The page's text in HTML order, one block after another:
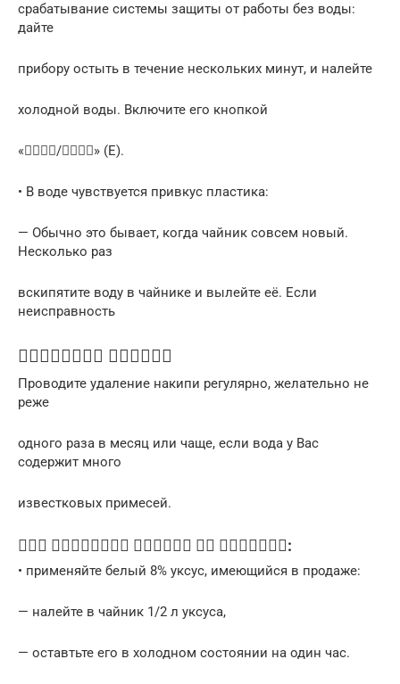
срабатывание системы защиты от работы без воды:
дайте
прибору остыть в течение нескольких минут, и налейте
холодной воды. Включите его кнопкой
«/» (E).
• В воде чувствуется привкус пластика:
— Обычно это бывает, когда чайник совсем новый.
Несколько раз
вскипятите воду в чайнике и вылейте её. Если
неисправность
 
Проводите удаление накипи регулярно, желательно не
реже
одного раза в месяц или чаще, если вода у Вас
содержит много
известковых примесей.
    :
• применяйте белый 8% уксус, имеющийся в продаже:
— налейте в чайник 1/2 л уксуса,
— оставтьте его в холодном состоянии на один час.